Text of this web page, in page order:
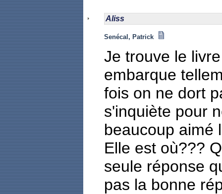
Aliss
Senécal, Patrick
Je trouve le
embarque
fois on ne dort
s'inquiète pour
beaucoup aimé
Elle est où???
seule réponse
pas la bonne